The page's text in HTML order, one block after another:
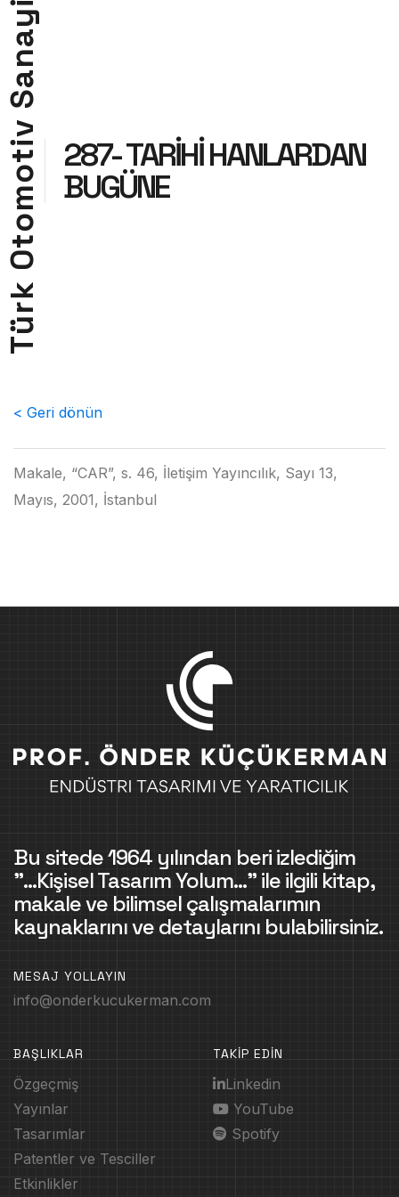
T
ü
r
k
O
t
o
m
o
t
i
v
S
a
n
a
y
i
287- TARİHİ HANLARDAN
BUGÜNE
< Geri dönün
Makale, “CAR”, s. 46, İletişim Yayıncılık, Sayı 13,
Mayıs, 2001, İstanbul
Bu sitede 1964 yılından beri izlediğim
"...Kişisel Tasarım Yolum..." ile ilgili kitap,
makale ve bilimsel çalışmalarımın
kaynaklarını ve detaylarını bulabilirsiniz.
MESAJ YOLLAYIN
info@onderkucukerman.com
BAŞLIKLAR
Özgeçmiş
Yayınlar
Tasarımlar
Patentler ve Tesciller
Etkinlikler
TAKİP EDİN
Linkedin
YouTube
Spotify